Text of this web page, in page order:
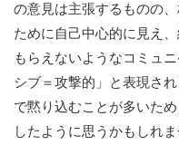
の意見は主張するものの
ために自己中心的に見え
もらえないようなコミュ
シブ＝攻撃的」と表現さ
で黙り込むことが多いた
したように思うかもしれ